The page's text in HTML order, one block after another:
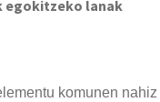
egokitzeko lanak
komunen